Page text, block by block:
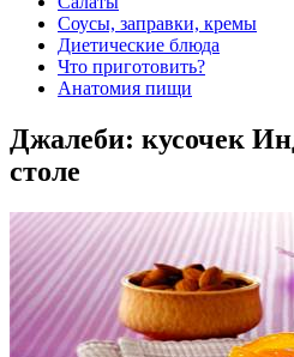
Соусы, заправки, кремы
Диетические блюда
Что приготовить?
Анатомия пищи
Джалеби: кусочек
столе